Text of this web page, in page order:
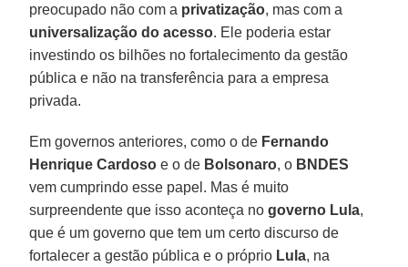
preocupado não com a privatização, mas com a
universalização do acesso. Ele poderia estar
investindo os bilhões no fortalecimento da gestão
pública e não na transferência para a empresa
privada.
Em governos anteriores, como o de Fernando
Henrique Cardoso e o de Bolsonaro, o BNDES
vem cumprindo esse papel. Mas é muito
surpreendente que isso aconteça nogoverno Lula,
que é um governo que tem um certo discurso de
fortalecer a gestão pública e o próprio Lula, na